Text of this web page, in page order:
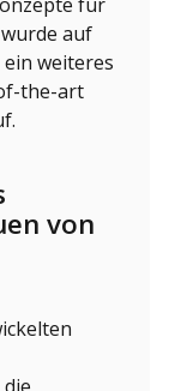
auf
weiteres
the-art
von